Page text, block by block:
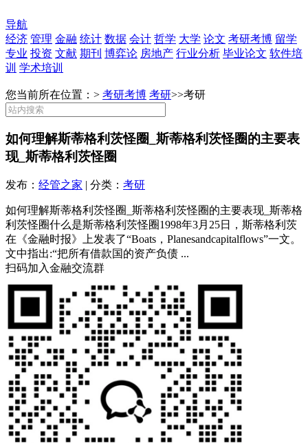
导航
经济 管理 金融 统计 数据 会计 哲学 大学 论文 考研考博 留学
专业 投资 文献 期刊 博弈论 房地产 行业分析 毕业论文 软件培
训 学术培训
您当前所在位置：> 考研考博 考研>>考研
如何理解斯蒂格利茨怪圈_斯蒂格利茨怪圈的主要表
现_斯蒂格利茨怪圈
发布： 经管之家 | 分类： 考研
如何理解斯蒂格利茨怪圈_斯蒂格利茨怪圈的主要表现_斯蒂格
利茨怪圈什么是斯蒂格利茨怪圈1998年3月25日，斯蒂格利茨
在《金融时报》上发表了“Boats，Planesandcapitalflows”一文。
文中指出:“把所有借款国的资产负债 ...
扫码加入金融交流群